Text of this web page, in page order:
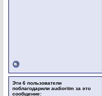
Эти 6 пользователи
поблагодарили audioritm за это
сообщение: